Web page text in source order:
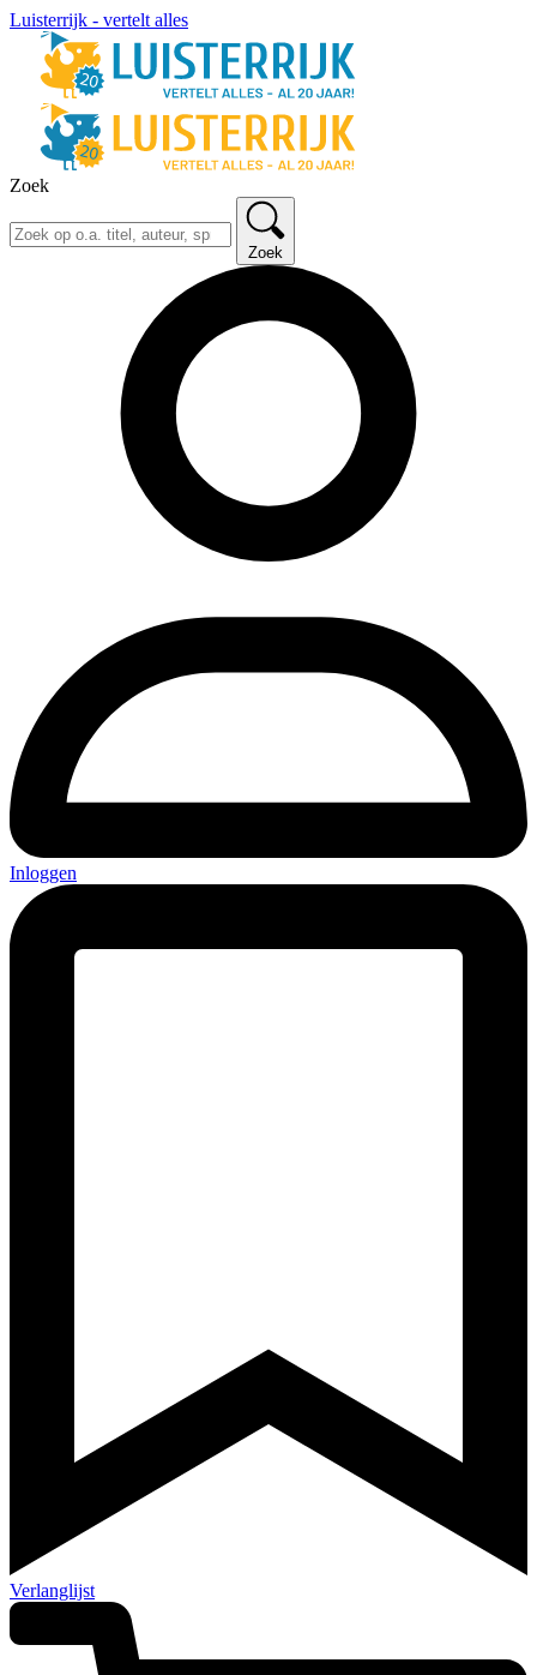
Luisterrijk - vertelt alles
Zoek
Zoek
Inloggen
Verlanglijst